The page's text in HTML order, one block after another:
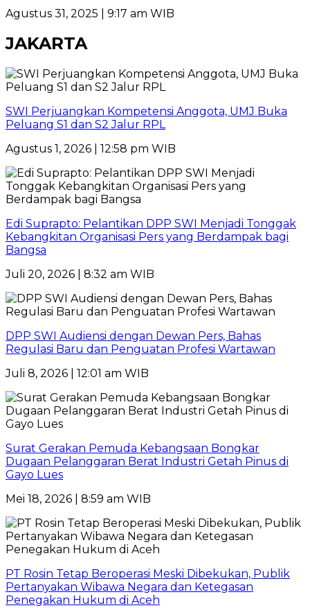
Agustus 31, 2025 | 9:17 am WIB
JAKARTA
SWI Perjuangkan Kompetensi Anggota, UMJ Buka
Peluang S1 dan S2 Jalur RPL
Agustus 1, 2026 | 12:58 pm WIB
Edi Suprapto: Pelantikan DPP SWI Menjadi Tonggak
Kebangkitan Organisasi Pers yang Berdampak bagi
Bangsa
Juli 20, 2026 | 8:32 am WIB
DPP SWI Audiensi dengan Dewan Pers, Bahas
Regulasi Baru dan Penguatan Profesi Wartawan
Juli 8, 2026 | 12:01 am WIB
Surat Gerakan Pemuda Kebangsaan Bongkar
Dugaan Pelanggaran Berat Industri Getah Pinus di
Gayo Lues
Mei 18, 2026 | 8:59 am WIB
PT Rosin Tetap Beroperasi Meski Dibekukan, Publik
Pertanyakan Wibawa Negara dan Ketegasan
Penegakan Hukum di Aceh